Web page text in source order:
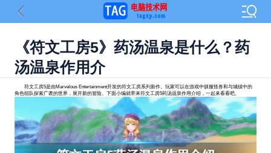
《符文工房5》药汤温泉是什么？药
汤温泉作用介
符文工房5是由Marvelous Entertainment开发的符文工房系列新作。玩家可以在游戏中驯服怪兽和与城镇中的
角色组队探索广袤的世界，展开新的冒险。下面小编就带来符文工房5药汤温泉作用介绍，一起来看看吧。